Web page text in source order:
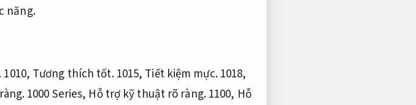
năng.
1010, Tương thích tốt.1015, Tiết kiệm mực.1018,
1000 Series, Hỗ trợ kỹ thuật rõ ràng.1100, Hỗ